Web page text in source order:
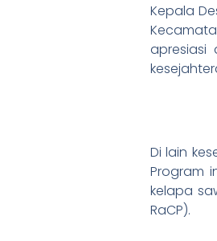
Kepala
apresiasi
Di lain
Program
kelapa
RaCP).